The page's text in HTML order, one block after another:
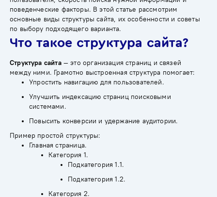
поведенческие факторы. В этой статье рассмотрим
основные виды структуры сайта, их особенности и советы
по выбору подходящего варианта.
Что такое структура сайта?
Структура сайта— это организация страниц и связей
между ними. Грамотно выстроенная структура помогает:
Упростить навигацию для пользователей.
Улучшить индексацию страниц поисковыми
системами.
Повысить конверсии и удержание аудитории.
Пример простой структуры:
Главная страница.
Категория 1.
Подкатегория 1.1.
Подкатегория 1.2.
Категория 2.